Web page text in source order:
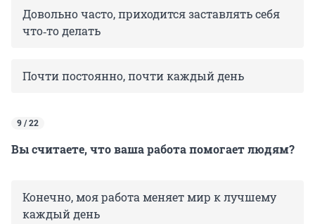
Довольно часто, приходится заставлять себя
что‑то делать
Почти постоянно, почти каждый день
9 / 22
Вы считаете, что ваша работа помогает людям?
Конечно, моя работа меняет мир к лучшему
каждый день